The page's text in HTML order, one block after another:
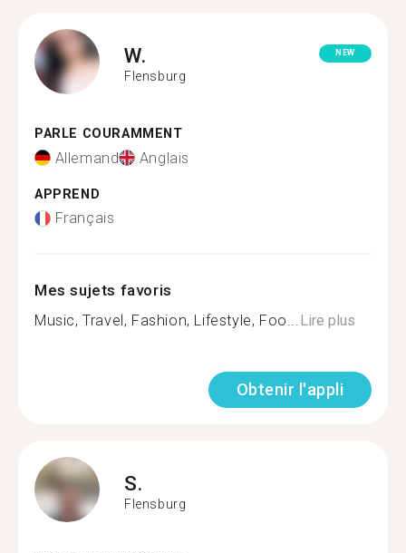
W.
Flensburg
NEW
PARLE COURAMMENT
Allemand Anglais
APPREND
Français
Mes sujets favoris
Music, Travel, Fashion, Lifestyle, Foo...Lire plus
Obtenir l'appli
S.
Flensburg